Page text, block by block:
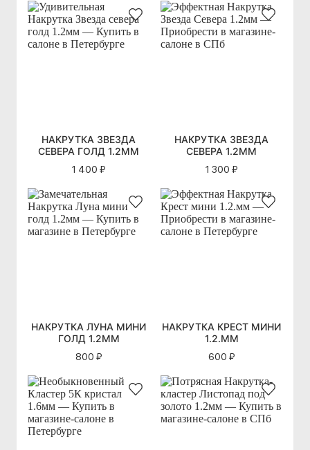
НАКРУТКА ЗВЕЗДА
СЕВЕРА ГОЛД 1.2ММ
1 400 ₽
НАКРУТКА ЗВЕЗДА
СЕВЕРА 1.2ММ
1 300 ₽
НАКРУТКА ЛУНА МИНИ
ГОЛД 1.2ММ
800 ₽
НАКРУТКА КРЕСТ МИНИ
1.2.ММ
600 ₽